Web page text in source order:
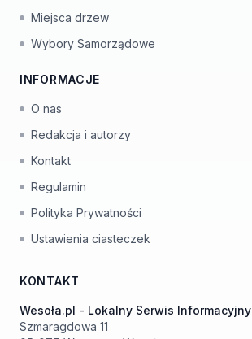
Miejsca drzew
Wybory Samorządowe
INFORMACJE
O nas
Redakcja i autorzy
Kontakt
Regulamin
Polityka Prywatności
Ustawienia ciasteczek
KONTAKT
Wesoła.pl - Lokalny Serwis Informacyjny
Szmaragdowa 11